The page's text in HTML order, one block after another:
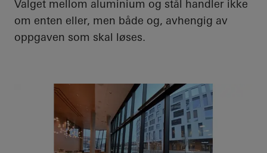
Valget mellom aluminium og stål handler ikke
om enten eller, men både og, avhengig av
oppgaven som skal løses.